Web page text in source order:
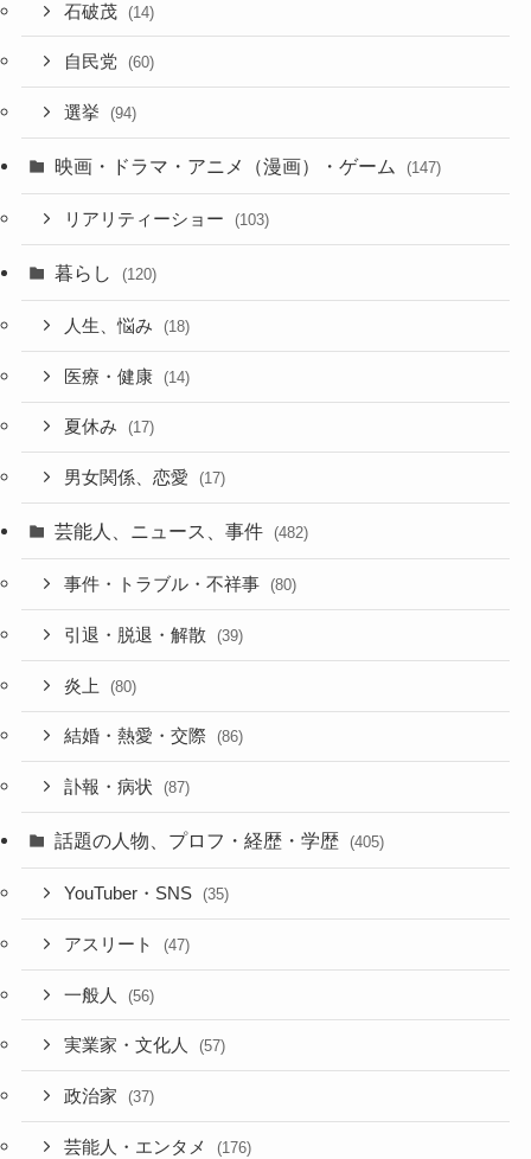
石破茂 (14)
自民党 (60)
選挙 (94)
映画・ドラマ・アニメ（漫画）・ゲーム (147)
リアリティーショー (103)
暮らし (120)
人生、悩み (18)
医療・健康 (14)
夏休み (17)
男女関係、恋愛 (17)
芸能人、ニュース、事件 (482)
事件・トラブル・不祥事 (80)
引退・脱退・解散 (39)
炎上 (80)
結婚・熱愛・交際 (86)
訃報・病状 (87)
話題の人物、プロフ・経歴・学歴 (405)
YouTuber・SNS (35)
アスリート (47)
一般人 (56)
実業家・文化人 (57)
政治家 (37)
芸能人・エンタメ (176)